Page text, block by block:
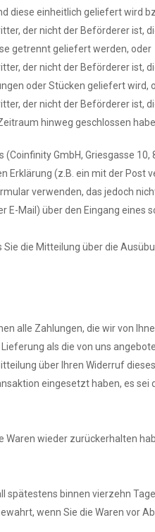
diese einheitlich geliefert wird
der nicht der Beförderer
getrennt geliefert werden, oder
der nicht der Beförderer
oder Stücken geliefert wird,
der nicht der Beförderer
hinweg geschlossen
GmbH, Griesgasse
Erklärung (z.B. ein mit der Post
verwenden, das jedoch
E-Mail) über den Eingang eines
die Mitteilung über die
alle Zahlungen, die wir von
als die von uns
über Ihren Widerruf
eingesetzt haben, es
Waren wieder zurückerhalten
spätestens binnen vierzehn
wenn Sie die Waren vor